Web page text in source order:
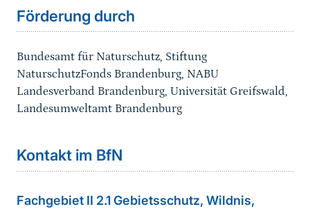
Förderung durch
Bundesamt für Naturschutz, Stiftung
NaturschutzFonds Brandenburg, NABU
Landesverband Brandenburg, Universität Greifswald,
Landesumweltamt Brandenburg
Kontakt im BfN
Fachgebiet II 2.1 Gebietsschutz, Wildnis,